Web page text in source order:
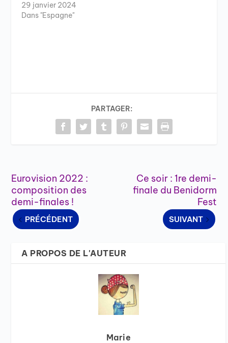
29 janvier 2024
Dans "Espagne"
PARTAGER:
Eurovision 2022 :
composition des
demi-finales !
PRÉCÉDENT
Ce soir : 1re demi-
finale du Benidorm
Fest
SUIVANT
A PROPOS DE L'AUTEUR
Marie